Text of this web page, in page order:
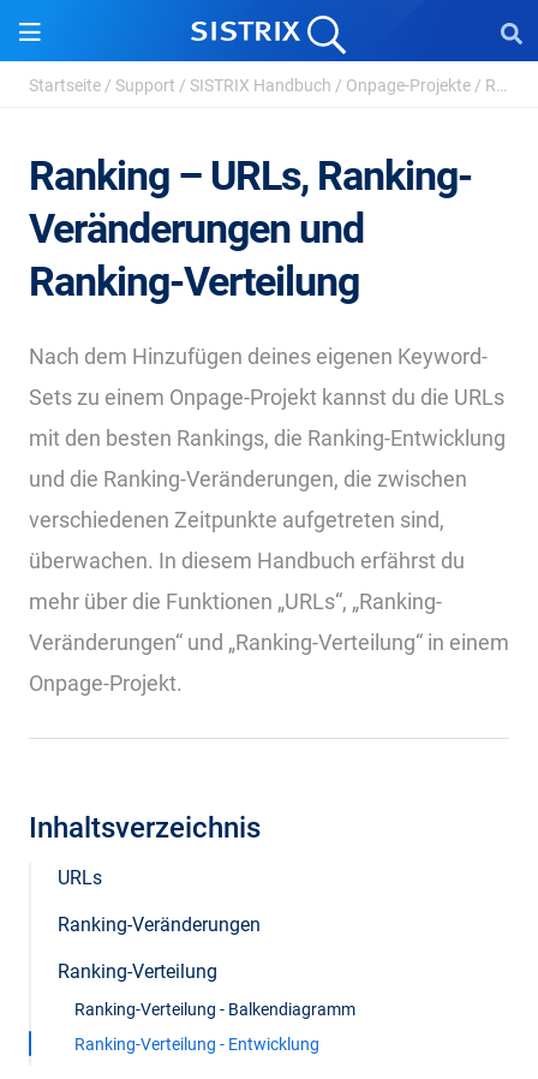
Startseite / Support / SISTRIX Handbuch / Onpage-Projekte / Ranking – URLs, Ranking-Veränderungen und R...
Ranking – URLs, Ranking-
Veränderungen und
Ranking-Verteilung
Nach dem Hinzufügen deines eigenen Keyword-
Sets zu einem Onpage-Projekt kannst du die URLs
mit den besten Rankings, die Ranking-Entwicklung
und die Ranking-Veränderungen, die zwischen
verschiedenen Zeitpunkte aufgetreten sind,
überwachen. In diesem Handbuch erfährst du
mehr über die Funktionen „URLs“, „Ranking-
Veränderungen“ und „Ranking-Verteilung“ in einem
Onpage-Projekt.
Inhaltsverzeichnis
URLs
Ranking-Veränderungen
Ranking-Verteilung
Ranking-Verteilung - Balkendiagramm
Ranking-Verteilung - Entwicklung